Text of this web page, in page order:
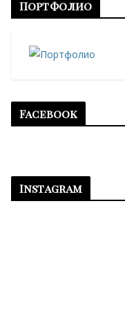
Портфолио
Facebook
Instagram